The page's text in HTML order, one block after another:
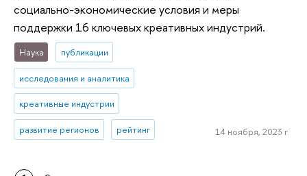
социально-экономические условия и меры
поддержки 16 ключевых креативных индустрий.
Наука публикации
исследования и аналитика
креативные индустрии
развитие регионов рейтинг 14 ноября, 2023 г.